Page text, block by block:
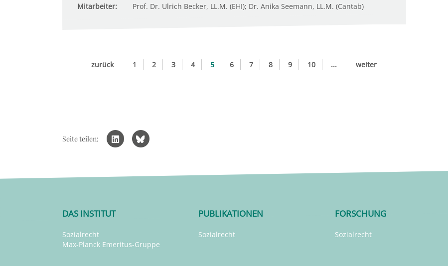
Mitarbeiter: Prof. Dr. Ulrich Becker, LL.M. (EHI); Dr. Anika Seemann, LL.M. (Cantab)
zurück 1 2 3 4 5 6 7 8 9 10 ... weiter
Seite teilen:
DAS INSTITUT
Sozialrecht
Max-Planck Emeritus-Gruppe
PUBLIKATIONEN
Sozialrecht
FORSCHUNG
Sozialrecht